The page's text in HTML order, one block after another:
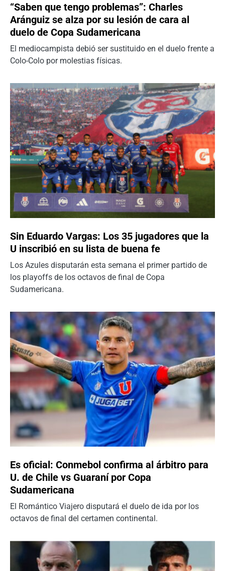
“Saben que tengo problemas”: Charles
Aránguiz se alza por su lesión de cara al
duelo de Copa Sudamericana
El mediocampista debió ser sustituido en el duelo frente a
Colo-Colo por molestias físicas.
Sin Eduardo Vargas: Los 35 jugadores que la
U inscribió en su lista de buena fe
Los Azules disputarán esta semana el primer partido de
los playoffs de los octavos de final de Copa
Sudamericana.
Es oficial: Conmebol confirma al árbitro para
U. de Chile vs Guaraní por Copa
Sudamericana
El Romántico Viajero disputará el duelo de ida por los
octavos de final del certamen continental.